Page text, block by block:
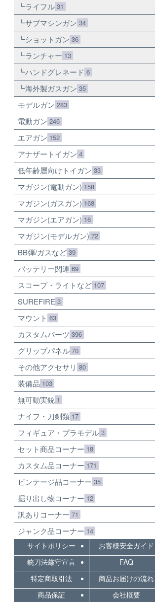
ライフル 31
サブマシンガン 34
ショットガン 36
ランチャー 13
ハンドグレネード 6
海外製ガスガン 35
モデルガン 283
電動ガン 246
エアガン 152
アナザートイガン 4
低年齢層向けトイガン 33
マガジン(電動ガン) 158
マガジン(ガスガン) 168
マガジン(エアガン) 16
マガジン(モデルガン) 72
BB弾/ガスなど 39
バッテリー関連 69
スコープ・ライトなど 107
SUREFIRE 3
マウント 63
カスタムパーツ 396
グリップパネル 70
その他アクセサリ 80
装備品 103
無可動実銃 1
ナイフ・刀剣類 17
フィギュア・プラモデル 3
セット商品コーナー 18
カスタム品コーナー 171
ビンテージ品コーナー 35
掘り出し物コーナー 12
訳ありコーナー 71
ジャンク品コーナー 14
サイトポリシー
お客様安全ガイド
銃刀法厳守宣言
FAQ
特定商取引法
商品お届けの流れ
商品保証
会社概要